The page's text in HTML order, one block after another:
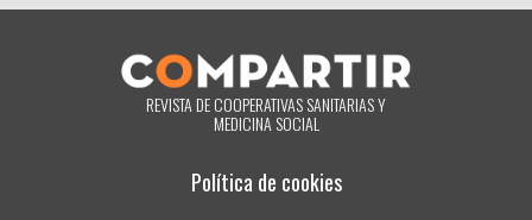
fueron recogidos. Al hacer clic acepta expresamente que podamos
cambiar de opinión en cualquier momento haciendo clic en el enlace
«darme de baja» que hay en el pie de página de cualquier correo
electrónico que reciba de nuestra parte, o poniéndose en contacto
con nosotros en el correo electrónico compartir@fespriu.org.
REVISTA DE COOPERATIVAS SANITARIAS Y
MEDICINA SOCIAL
Política de cookies